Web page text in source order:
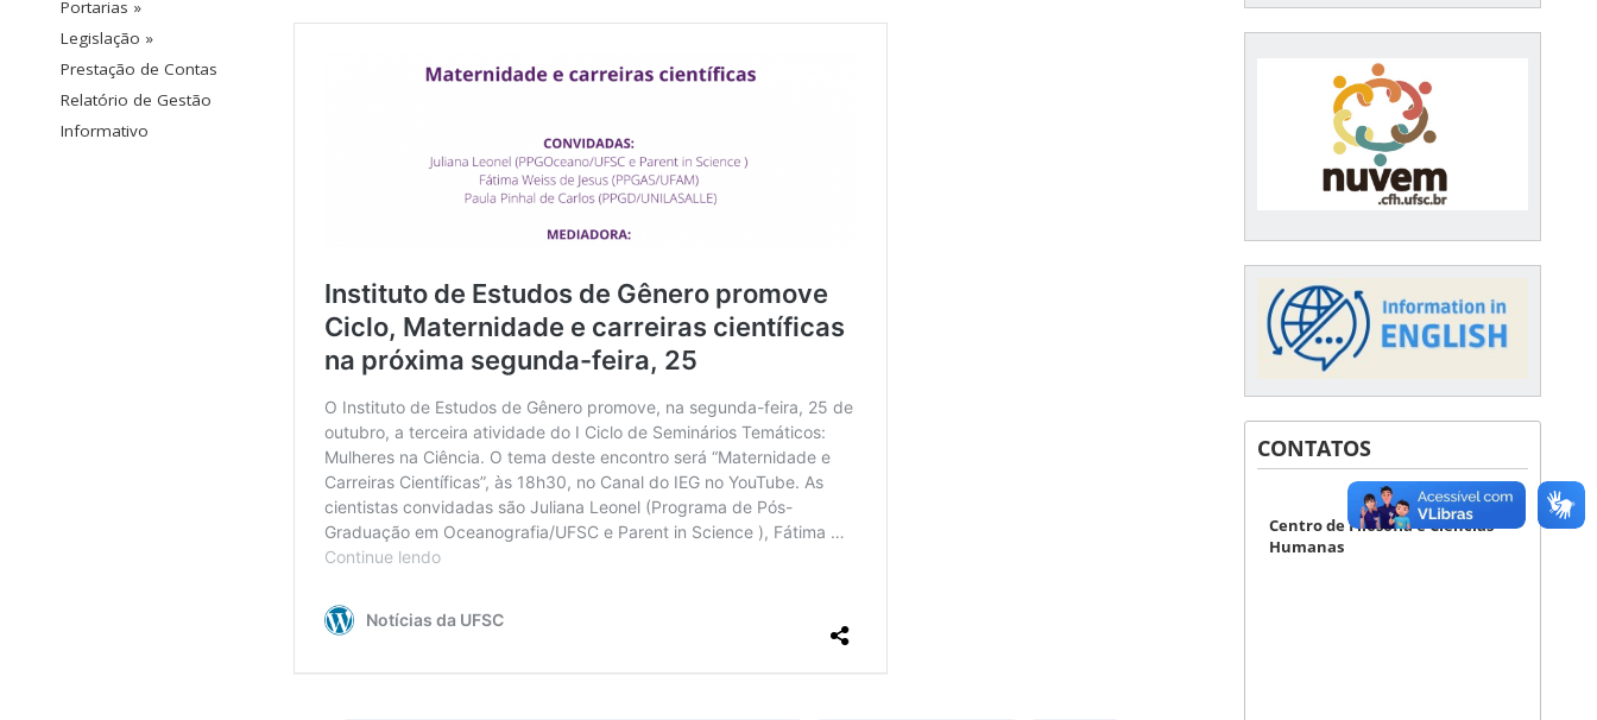
Portarias »
Legislação »
Prestação de Contas
Relatório de Gestão
Informativo
CONTATOS
Centro de Filosofia e Ciências
Humanas